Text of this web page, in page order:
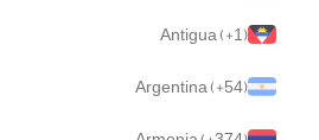
Antigua (+1)
Argentina (+54)